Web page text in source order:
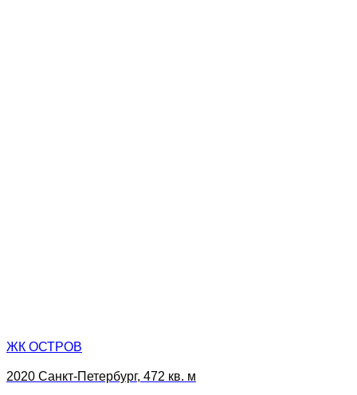
ЖК ОСТРОВ
2020 Санкт-Петербург, 472 кв. м